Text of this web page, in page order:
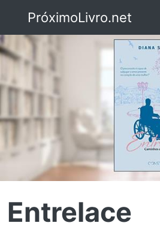
PróximoLivro.net
Entrelace